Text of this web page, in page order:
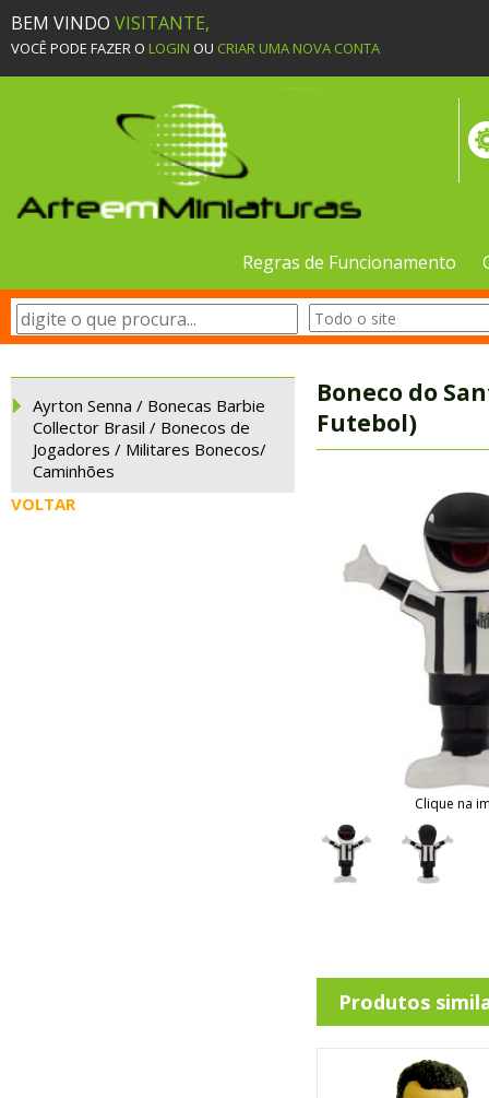
BEM VINDO VISITANTE,
VOCÊ PODE FAZER O LOGIN OU CRIAR UMA NOVA CONTA
Regras de Funcionamento
Ayrton Senna / Bonecas Barbie
Collector Brasil / Bonecos de
Jogadores / Militares Bonecos/
Caminhões
VOLTAR
Boneco do
Futebol)
Clique na
Produtos